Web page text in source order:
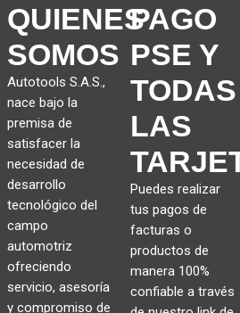
QUIENES
SOMOS
Autotools S.A.S.,
nace bajo la
premisa de
satisfacer la
necesidad de
desarrollo
tecnológico del
campo
automotriz
ofreciendo
servicio, asesoría
y compromiso de
PAGO
PSE Y
TODAS
LAS
Puedes realizar
tus pagos de
facturas o
productos de
manera 100%
confiable a través